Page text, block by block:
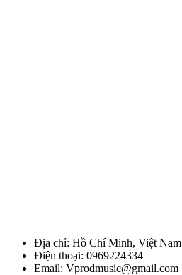
Địa chỉ: Hồ Chí Minh, Việt Nam
Điện thoại: 0969224334
Email: Vprodmusic@gmail.com